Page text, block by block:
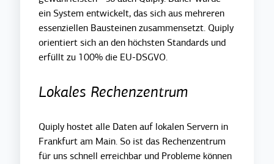
ein System entwickelt, das sich aus mehreren
essenziellen Bausteinen zusammensetzt. Quiply
orientiert sich an den höchsten Standards und
erfüllt zu 100% die EU-DSGVO.
Lokales Rechenzentrum
Quiply hostet alle Daten auf lokalen Servern in
Frankfurt am Main. So ist das Rechenzentrum
für uns schnell erreichbar und Probleme können